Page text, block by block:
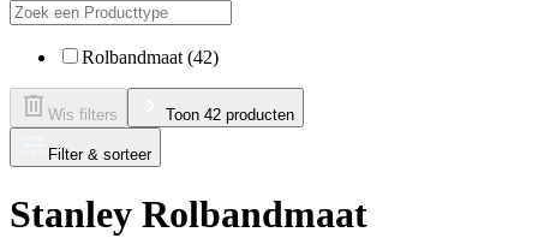
Rolbandmaat (42)
Wis filters Toon 42 producten
Filter & sorteer
Stanley Rolbandmaat